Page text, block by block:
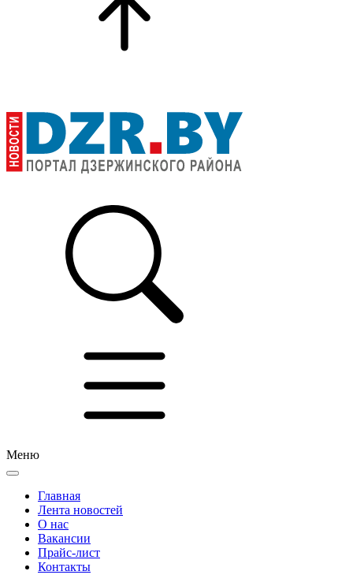
Меню
Главная
Лента новостей
О нас
Вакансии
Прайс-лист
Контакты